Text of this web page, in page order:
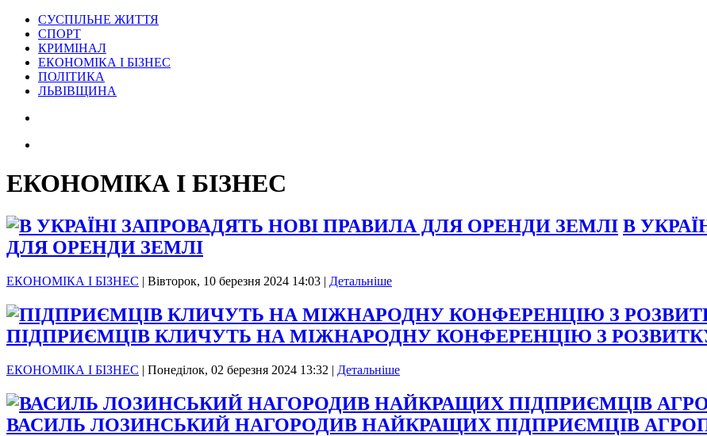
СУСПІЛЬНЕ ЖИТТЯ
СПОРТ
КРИМІНАЛ
ЕКОНОМІКА І БІЗНЕС
ПОЛІТИКА
ЛЬВІВЩИНА
ЕКОНОМІКА І БІЗНЕС
В
ДЛЯ ОРЕНДИ ЗЕМЛІ
ЕКОНОМІКА І БІЗНЕС | Вівторок, 10 березня 2024 14:03 | Детальніше
ПІДПРИЄМЦІВ КЛИЧУТЬ НА МІЖНАРОДНУ КОНФЕРЕНЦІЮ З
ЕКОНОМІКА І БІЗНЕС | Понеділок, 02 березня 2024 13:32 | Детальніше
ВАСИЛЬ ЛОЗИНСЬКИЙ НАГОРОДИВ НАЙКРАЩИХ ПІДПРИЄМЦІВ